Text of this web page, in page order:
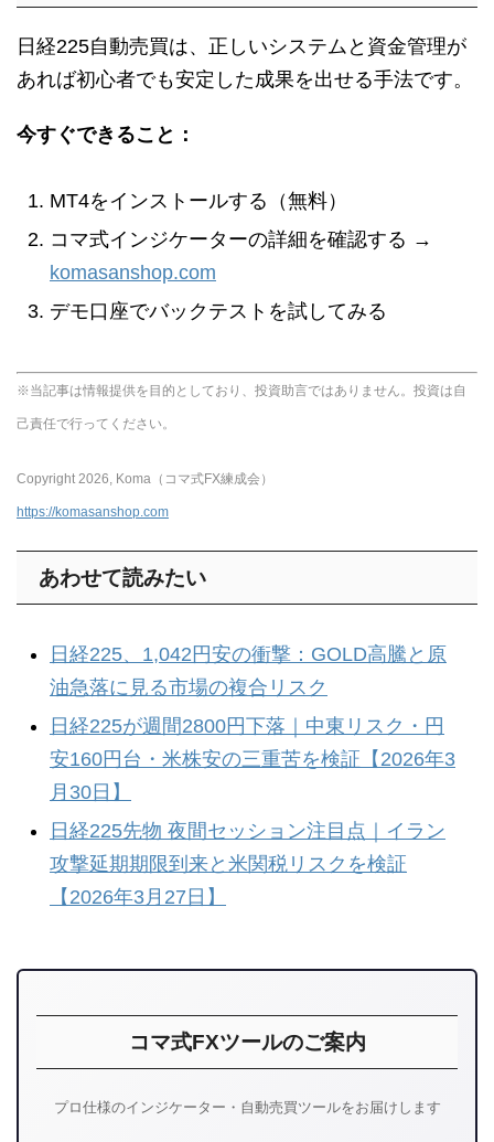
日経225自動売買は、正しいシステムと資金管理が
あれば初心者でも安定した成果を出せる手法です。
今すぐできること：
MT4をインストールする（無料）
コマ式インジケーターの詳細を確認する →
komasanshop.com
デモ口座でバックテストを試してみる
※当記事は情報提供を目的としており、投資助言ではありません。投資は自
己責任で行ってください。
Copyright 2026, Koma（コマ式FX練成会）
https://komasanshop.com
あわせて読みたい
日経225、1,042円安の衝撃：GOLD高騰と原
油急落に見る市場の複合リスク
日経225が週間2800円下落｜中東リスク・円
安160円台・米株安の三重苦を検証【2026年3
月30日】
日経225先物 夜間セッション注目点｜イラン
攻撃延期期限到来と米関税リスクを検証
【2026年3月27日】
コマ式FXツールのご案内
プロ仕様のインジケーター・自動売買ツールをお届けします